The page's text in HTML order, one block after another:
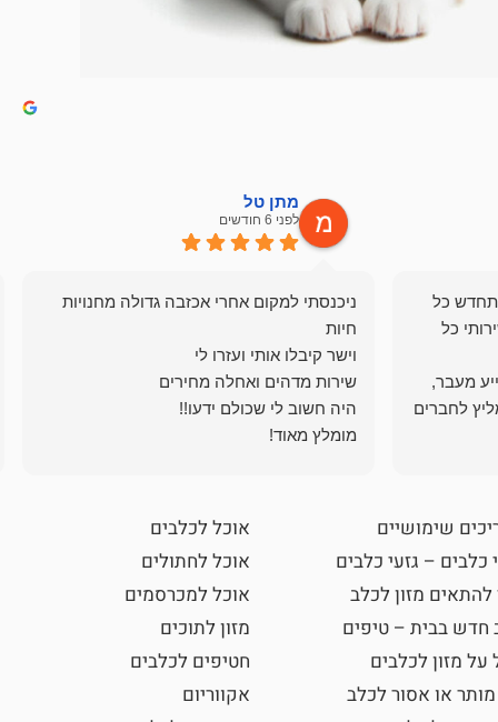
כל
כל
מעבר,
לחברים
מתן טל
לפני 6 חודשים
ניכנסתי למקום אחרי אכזבה גדולה מחנויות
מומלץ מאוד!
שימושיים
כלבים – גזעי כלבים
להתאים מזון לכלב
חדש בבית – טיפים
על מזון לכלבים
או אסור לכלב
אוכל לכלבים
אוכל לחתולים
אוכל למכרסמים
מזון לתוכים
חטיפים לכלבים
אקווריום